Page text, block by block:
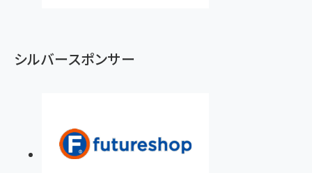
シルバースポンサー